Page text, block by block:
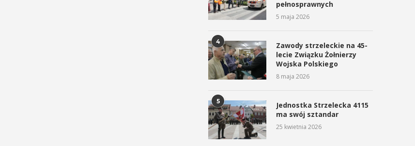
pełnosprawnych
5 maja 2026
4
Zawody strzeleckie na 45-
lecie Związku Żołnierzy
Wojska Polskiego
8 maja 2026
5
Jednostka Strzelecka 4115
ma swój sztandar
25 kwietnia 2026